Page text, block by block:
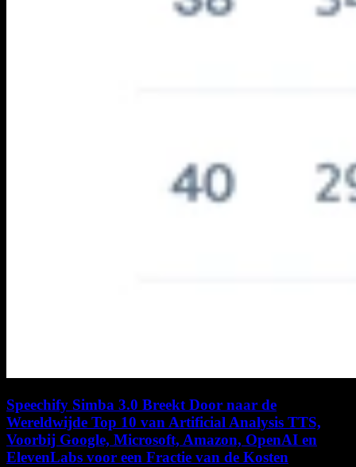
Speechify Simba 3.0 Breekt Door naar de
Wereldwijde Top 10 van Artificial Analysis TTS,
Voorbij Google, Microsoft, Amazon, OpenAI en
ElevenLabs voor een Fractie van de Kosten